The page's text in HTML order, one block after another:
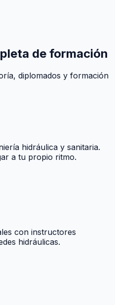
de formación
diplomados y formación
hidráulica y sanitaria.
a tu propio ritmo.
con instructores
hidráulicas.